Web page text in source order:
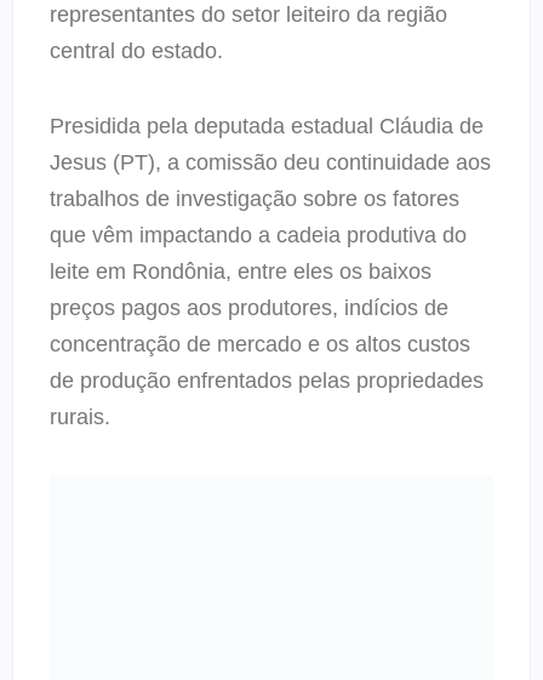
representantes do setor leiteiro da região
central do estado.
Presidida pela deputada estadual Cláudia de
Jesus (PT), a comissão deu continuidade aos
trabalhos de investigação sobre os fatores
que vêm impactando a cadeia produtiva do
leite em Rondônia, entre eles os baixos
preços pagos aos produtores, indícios de
concentração de mercado e os altos custos
de produção enfrentados pelas propriedades
rurais.